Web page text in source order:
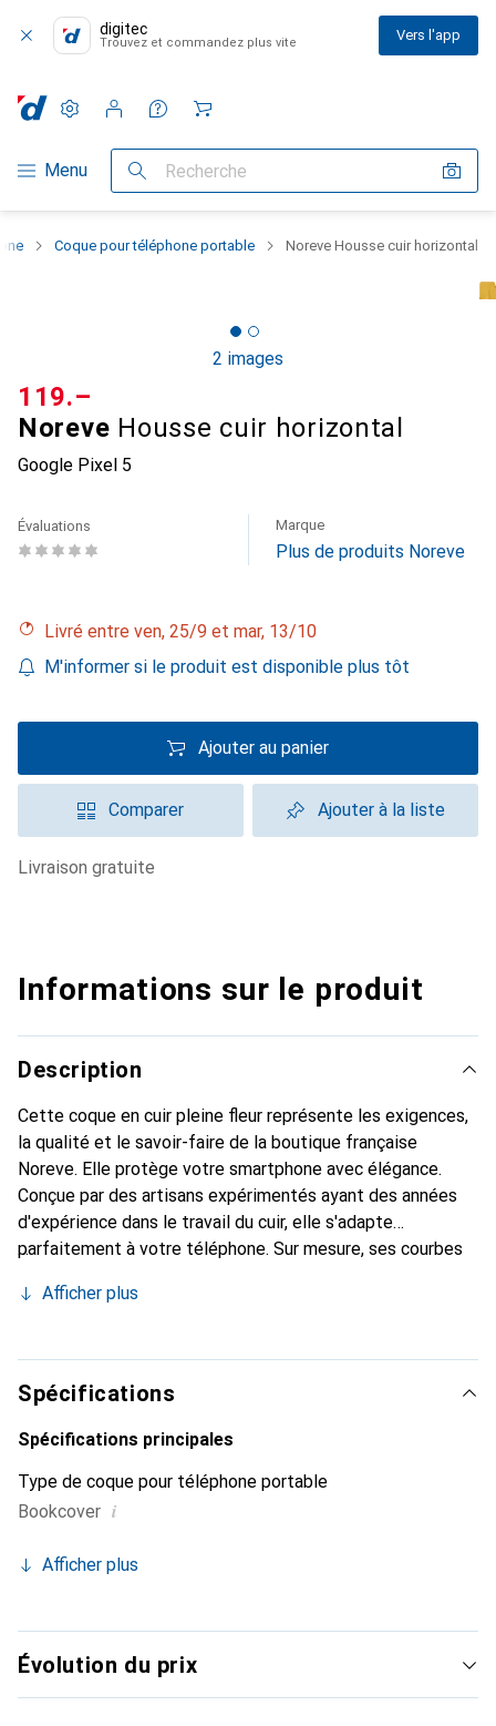
digitec
Trouvez et commandez plus vite Vers l'app
Navigation par catégorie
Menu Recherche
Paramètres
Compte client
Listes de comparaison
Listes d'envies
Panier
Coque pour téléphone portable Noreve Housse cuir horizontal
2 images
Noreve Housse cuir horizontal
Google Pixel 5
CHF
119.–
Évaluations Marque
Plus de produits Noreve
Livré entre ven, 25/9 et mar, 13/10
M'informer si le produit est disponible plus tôt
Ajouter au panier
Comparer Ajouter à la liste
livraison gratuite
Informations sur le produit
Description
Cette coque en cuir pleine fleur représente les exigences,
la qualité et le savoir-faire de la boutique française
Noreve. Elle protège votre smartphone avec élégance.
Conçue par des artisans expérimentés ayant des années
d'expérience dans le travail du cuir, elle s'adapte
parfaitement à votre téléphone. Sur mesure, ses courbes
devient l'accessoire chic et indispensable pour votre
produits de haute qualité, la marque Noreve est un choix
fiable pour une clientèle exigeante.
Afficher plus
Spécifications
Spécifications principales
Type de coque pour téléphone portable
Bookcover i
Afficher plus
Évolution du prix